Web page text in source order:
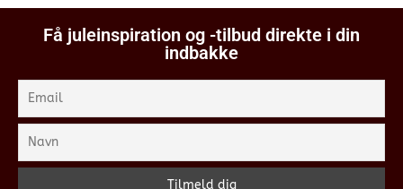
Få juleinspiration og -tilbud direkte i din
indbakke